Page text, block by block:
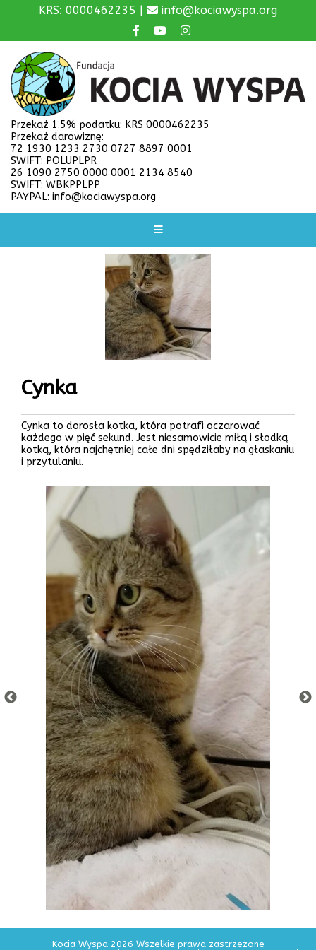
KRS: 0000462235 | info@kociawyspa.org
Przekaż 1.5% podatku: KRS 0000462235
Przekaż darowiznę:
72 1930 1233 2730 0727 8897 0001
SWIFT: POLUPLPR
26 1090 2750 0000 0001 2134 8540
SWIFT: WBKPPLPP
PAYPAL: info@kociawyspa.org
Cynka
Cynka to dorosła kotka, która potrafi oczarować
każdego w pięć sekund. Jest niesamowicie miłą i słodką
kotką, która najchętniej całe dni spędziłaby na głaskaniu
i przytulaniu.
Kocia Wyspa 2026 Wszelkie prawa zastrzeżone